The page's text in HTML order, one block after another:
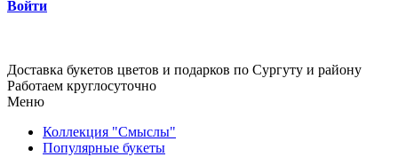
Войти
Доставка букетов цветов и подарков по Сургуту и району
Работаем круглосуточно
Меню
Коллекция "Смыслы"
Популярные букеты